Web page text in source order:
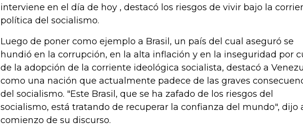
interviene en el día de hoy , destacó los riesgos de vivir bajo la
política del socialismo.
Luego de poner como ejemplo a Brasil, un país del cual aseguró se
hundió en la corrupción, en la alta inflación y en la inseguridad por
de la adopción de la corriente ideológica socialista, destacó a
como una nación que actualmente padece de las graves
del socialismo. "Este Brasil, que se ha zafado de los riesgos del
socialismo, está tratando de recuperar la confianza del mundo", dijo
comienzo de su discurso.